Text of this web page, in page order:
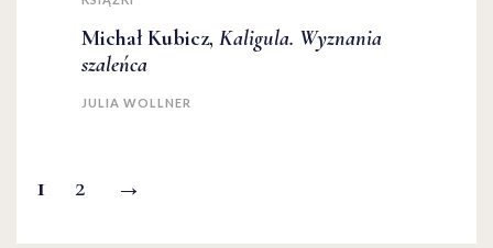
Michał Kubicz, Kaligula. Wyznania
szaleńca
JULIA WOLLNER
1 2 →